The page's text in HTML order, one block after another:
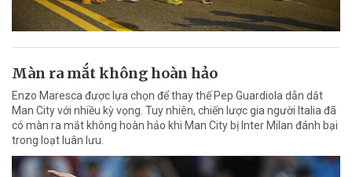
Màn ra mắt không hoàn hảo
Enzo Maresca được lựa chọn để thay thế Pep Guardiola dẫn dắt
Man City với nhiều kỳ vọng. Tuy nhiên, chiến lược gia người Italia đã
có màn ra mắt không hoàn hảo khi Man City bị Inter Milan đánh bại
trong loạt luân lưu.